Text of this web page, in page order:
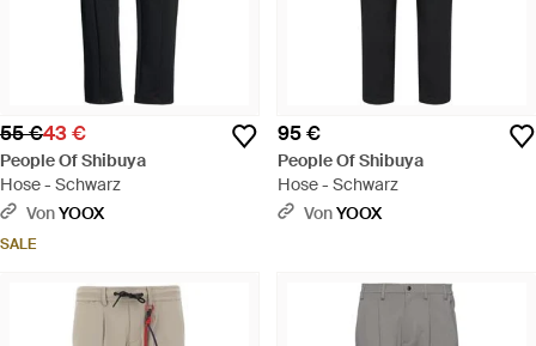
55 €43 €
People Of Shibuya
Hose - Schwarz
VonYOOX
SALE
95 €
People Of Shibuya
Hose - Schwarz
VonYOOX